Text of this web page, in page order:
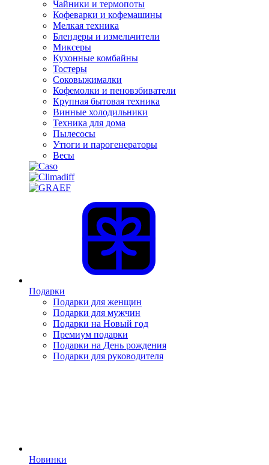
Чайники и термопоты
Кофеварки и кофемашины
Мелкая техника
Блендеры и измельчители
Миксеры
Кухонные комбайны
Тостеры
Соковыжималки
Кофемолки и пеновзбиватели
Крупная бытовая техника
Винные холодильники
Техника для дома
Пылесосы
Утюги и парогенераторы
Весы
Подарки
Подарки для женщин
Подарки для мужчин
Подарки на Новый год
Премиум подарки
Подарки на День рождения
Подарки для руководителя
Новинки